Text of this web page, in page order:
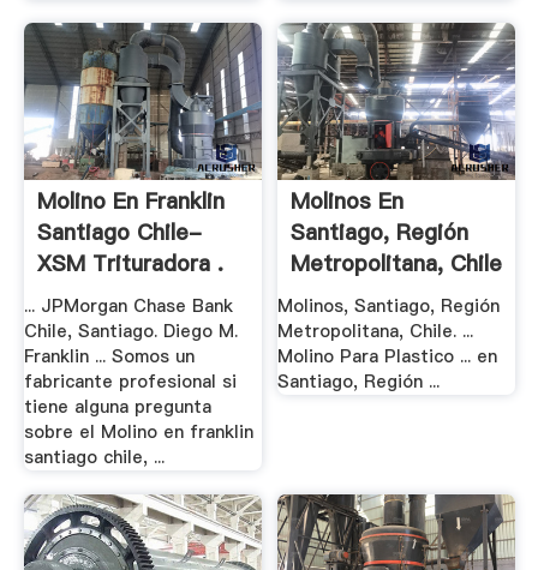
Molino En Franklin
Santiago Chile-
XSM Trituradora .
... JPMorgan Chase Bank
Chile, Santiago. Diego M.
Franklin ... Somos un
fabricante profesional si
tiene alguna pregunta
sobre el Molino en franklin
santiago chile, ...
Molinos En
Santiago, Región
Metropolitana, Chile
Molinos, Santiago, Región
Metropolitana, Chile. ...
Molino Para Plastico ... en
Santiago, Región ...